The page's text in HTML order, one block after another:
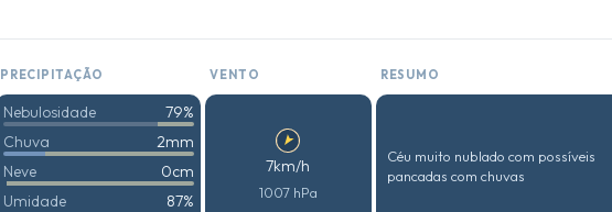
PRECIPITAÇÃO VENTO RESUMO
Nebulosidade
79%
Chuva
2mm
Neve
0cm
Umidade
87%
7km/h
1007 hPa
Céu muito nublado com possíveis
pancadas com chuvas